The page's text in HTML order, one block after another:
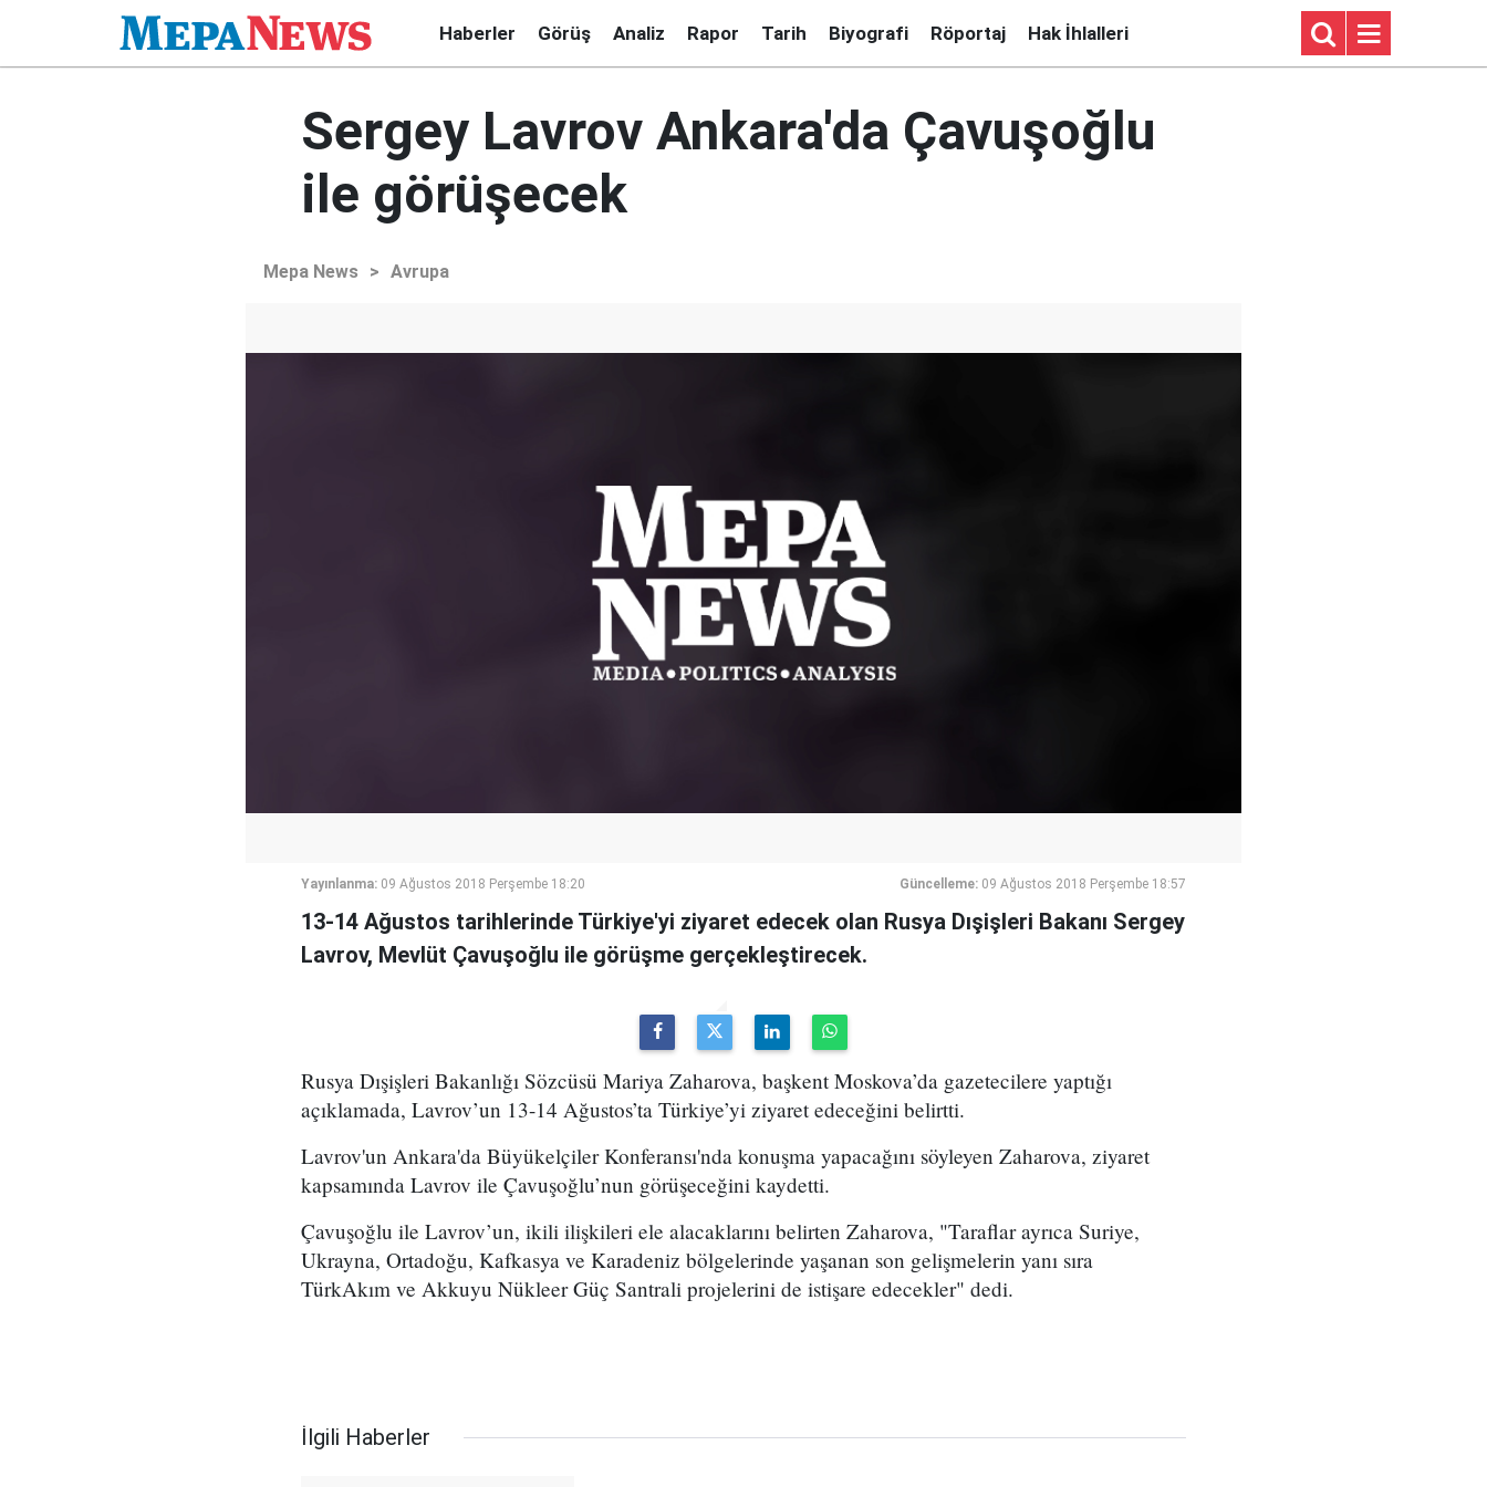
Haberler Görüş Analiz Rapor Tarih Biyografi Röportaj Hak İhlalleri
Sergey Lavrov Ankara'da Çavuşoğlu
ile görüşecek
Mepa News > Avrupa
Yayınlanma: 09 Ağustos 2018 Perşembe 18:20 Güncelleme: 09 Ağustos 2018 Perşembe 18:57
13-14 Ağustos tarihlerinde Türkiye'yi ziyaret edecek olan Rusya Dışişleri Bakanı Sergey
Lavrov, Mevlüt Çavuşoğlu ile görüşme gerçekleştirecek.
Rusya Dışişleri Bakanlığı Sözcüsü Mariya Zaharova, başkent Moskova’da gazetecilere yaptığı
açıklamada, Lavrov’un 13-14 Ağustos’ta Türkiye’yi ziyaret edeceğini belirtti.
Lavrov'un Ankara'da Büyükelçiler Konferansı'nda konuşma yapacağını söyleyen Zaharova, ziyaret
kapsamında Lavrov ile Çavuşoğlu’nun görüşeceğini kaydetti.
Çavuşoğlu ile Lavrov’un, ikili ilişkileri ele alacaklarını belirten Zaharova, "Taraflar ayrıca Suriye,
Ukrayna, Ortadoğu, Kafkasya ve Karadeniz bölgelerinde yaşanan son gelişmelerin yanı sıra
TürkAkım ve Akkuyu Nükleer Güç Santrali projelerini de istişare edecekler" dedi.
İlgili Haberler